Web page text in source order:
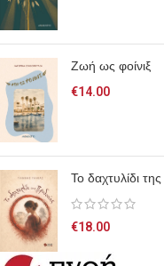
Ζωή ως φοίνιξ
€14.00
Το δαχτυλίδι
€18.00